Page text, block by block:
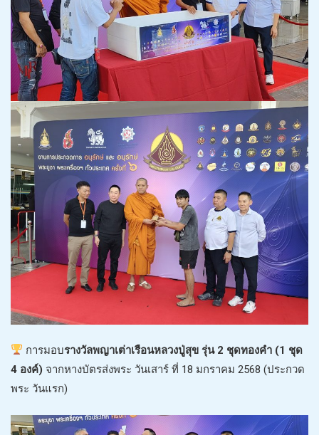
การมอบรางวัลพญาเต่าเรือนหลวงปู่สุข รุ่น 2 ชุดทองคำ (1 ชุด
4 องค์) จากหางบัตรส่งพระ วันเสาร์ ที่ 18 มกราคม 2568 (ประกวด
พระ วันแรก)